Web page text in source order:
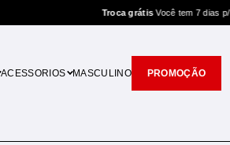
Troca grátisVocê tem 7 dias p/ trocar
ACESSORIOS MASCULINO PROMOÇÃO